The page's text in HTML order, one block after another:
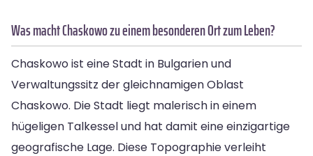
Was macht Chaskowo zu einem besonderen Ort zum Leben?
Chaskowo ist eine Stadt in Bulgarien und
Verwaltungssitz der gleichnamigen Oblast
Chaskowo. Die Stadt liegt malerisch in einem
hügeligen Talkessel und hat damit eine einzigartige
geografische Lage. Diese Topographie verleiht